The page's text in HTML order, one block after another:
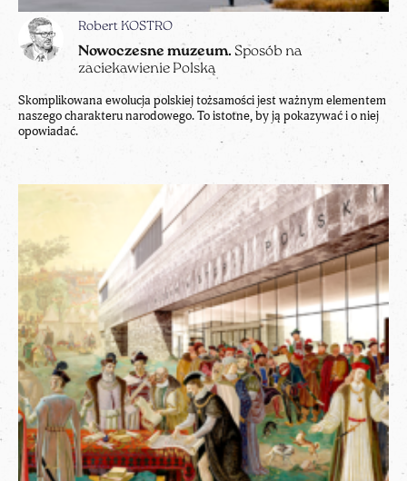
Robert KOSTRO
Nowoczesne muzeum. Sposób na
zaciekawienie Polską
Skomplikowana ewolucja polskiej tożsamości jest ważnym elementem
naszego charakteru narodowego. To istotne, by ją pokazywać i o niej
opowiadać.